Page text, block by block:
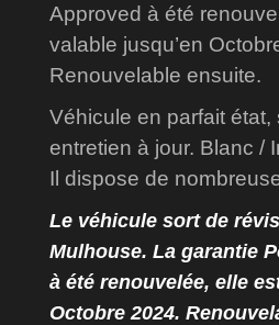
Approved à été
valable jusqu’en
Renouvelable ensuite.
Véhicule en parfait état,
entretien à jour. Blanc /
Il dispose de
Le véhicule sort de
Mulhouse. La garantie
à été renouvelée, elle
Octobre 2024.